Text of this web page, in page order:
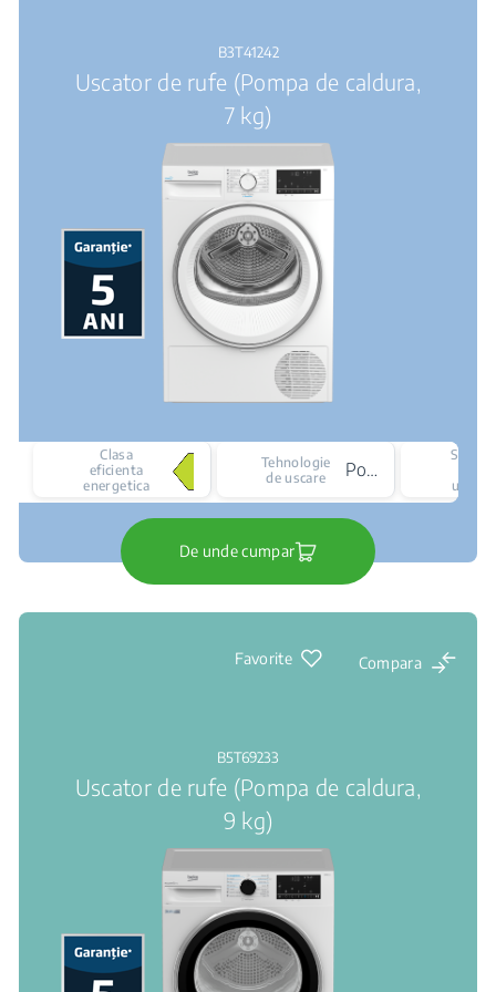
B3T41242
Uscator de rufe (Pompa de caldura,
7 kg)
Clasa
eficienta
energetica
Tehnologie
de uscare
Pompa de caldura
Senzor
uscare
De unde cumpar
Favorite Compara
B5T69233
Uscator de rufe (Pompa de caldura,
9 kg)